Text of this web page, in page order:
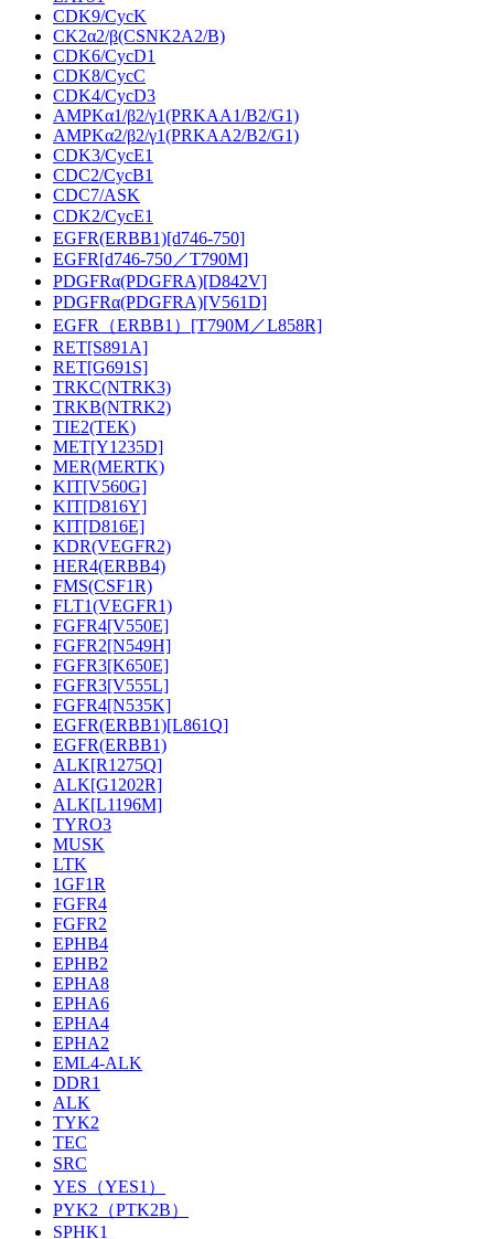
CDK9/CycK
CK2α2/β(CSNK2A2/B)
CDK6/CycD1
CDK8/CycC
CDK4/CycD3
AMPKα1/β2/γ1(PRKAA1/B2/G1)
AMPKα2/β2/γ1(PRKAA2/B2/G1)
CDK3/CycE1
CDC2/CycB1
CDC7/ASK
CDK2/CycE1
EGFR(ERBB1)[d746-750]
EGFR[d746-750／T790M]
PDGFRα(PDGFRA)[D842V]
PDGFRα(PDGFRA)[V561D]
EGFR（ERBB1）[T790M／L858R]
RET[S891A]
RET[G691S]
TRKC(NTRK3)
TRKB(NTRK2)
TIE2(TEK)
MET[Y1235D]
MER(MERTK)
KIT[V560G]
KIT[D816Y]
KIT[D816E]
KDR(VEGFR2)
HER4(ERBB4)
FMS(CSF1R)
FLT1(VEGFR1)
FGFR4[V550E]
FGFR2[N549H]
FGFR3[K650E]
FGFR3[V555L]
FGFR4[N535K]
EGFR(ERBB1)[L861Q]
EGFR(ERBB1)
ALK[R1275Q]
ALK[G1202R]
ALK[L1196M]
TYRO3
MUSK
LTK
1GF1R
FGFR4
FGFR2
EPHB4
EPHB2
EPHA8
EPHA6
EPHA4
EPHA2
EML4-ALK
DDR1
ALK
TYK2
TEC
SRC
YES（YES1）
PYK2（PTK2B）
SPHK1